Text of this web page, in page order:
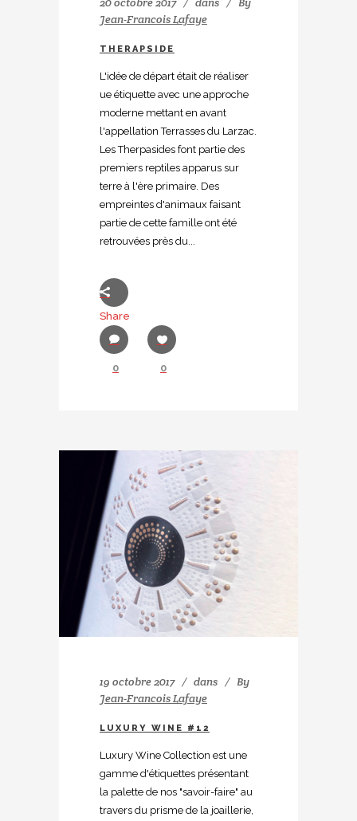
Jean-Francois Lafaye
THERAPSIDE
L'idée de départ était de réaliser
ue étiquette avec une approche
moderne mettant en avant
l'appellation Terrasses du Larzac.
Les Therpasides font partie des
premiers reptiles apparus sur
terre à l'ère primaire. Des
empreintes d'animaux faisant
partie de cette famille ont été
retrouvées près du...
Share
0 0
19 octobre 2017 dans
By
Jean-Francois Lafaye
LUXURY WINE #12
Luxury Wine Collection est une
gamme d'étiquettes présentant
la palette de nos "savoir-faire" au
travers du prisme de la joaillerie,